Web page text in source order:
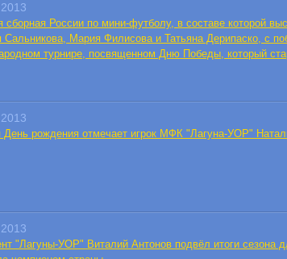
сборная России по мини-футболу, в составе которой
Сальникова, Мария Филисова и Татьяна Дерипаско, с
турнире, посвященном Дню Победы, который
День рождения отмечает игрок МФК "Лагуна-УОР"
"Лагуны-УОР" Виталий Антонов подвёл итоги сезона